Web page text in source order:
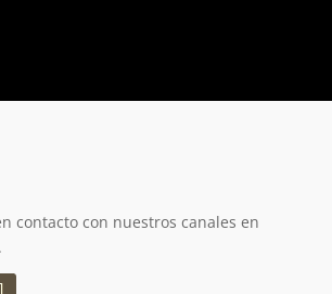
contacto con nuestros canales en